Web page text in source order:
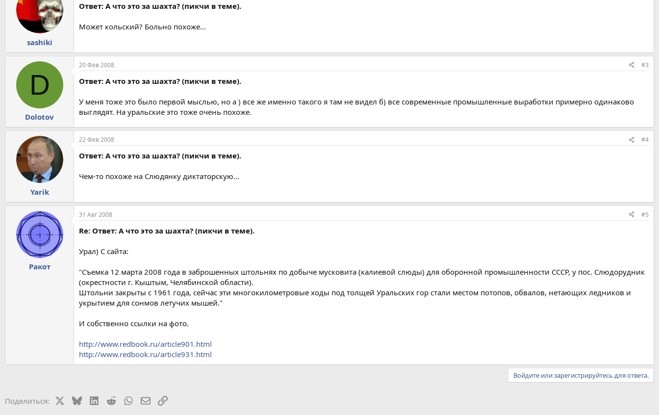
sashiki
Ответ: А что это за шахта? (пикчи в теме).
Может кольский? Больно похоже...
D
Dolotov
20 Фев 2008 #3
Ответ: А что это за шахта? (пикчи в теме).
У меня тоже это было первой мыслью, но а ) все же именно такого я там не видел б) все современные промышленные выработки примерно одинаково
выглядят. На уральские это тоже очень похоже.
Yarik
22 Фев 2008 #4
Ответ: А что это за шахта? (пикчи в теме).
Чем-то похоже на Слюдянку диктаторскую...
Ракот
31 Авг 2008 #5
Re: Ответ: А что это за шахта? (пикчи в теме).
Урал) С сайта:
"Съемка 12 марта 2008 года в заброшенных штольнях по добыче мусковита (калиевой слюды) для оборонной промышленности СССР, у пос. Слюдорудник
(окрестности г. Кыштым, Челябинской области).
Штольни закрыты с 1961 года, сейчас эти многокилометровые ходы под толщей Уральских гор стали местом потопов, обвалов, нетающих ледников и
укрытием для сонмов летучих мышей."
И собственно ссылки на фото.
http://www.redbook.ru/article901.html
http://www.redbook.ru/article931.html
Войдите или зарегистрируйтесь для ответа.
Поделиться: BlueskyLinkedIn
Reddit WhatsApp
Электронная почта
Ссылка